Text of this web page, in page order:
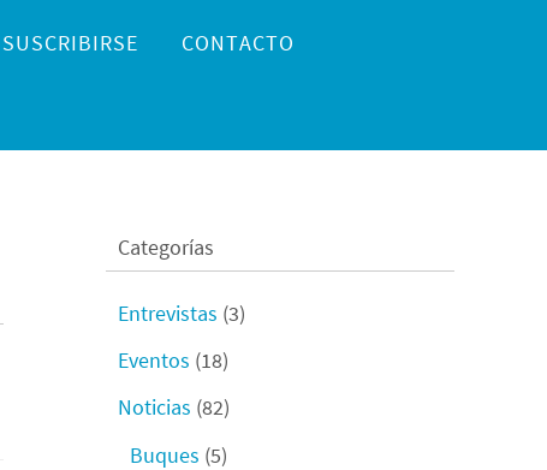
SUSCRIBIRSE CONTACTO
Categorías
Entrevistas (3)
Eventos (18)
Noticias (82)
Buques (5)